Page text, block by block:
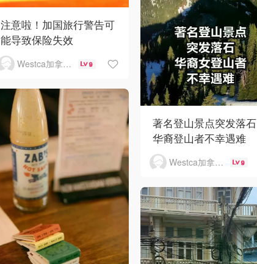
注意啦！加国旅行警告可
能导致保险失效
Westca加拿大生活 9
著名登山景点突发落石
华裔登山者不幸遇难
Westca加拿大生活 9